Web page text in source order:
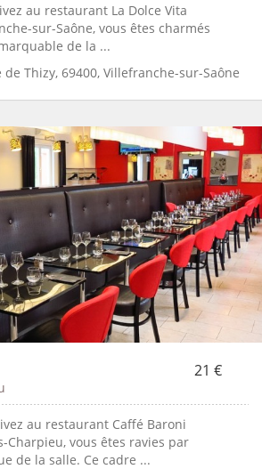
au restaurant La Dolce Vita
sur-Saône, vous êtes charmés
de la ...
de Thizy, 69400, Villefranche-sur-Saône
21 €
au restaurant Caffé Baroni
Charpieu, vous êtes ravies par
de la salle. Ce cadre ...